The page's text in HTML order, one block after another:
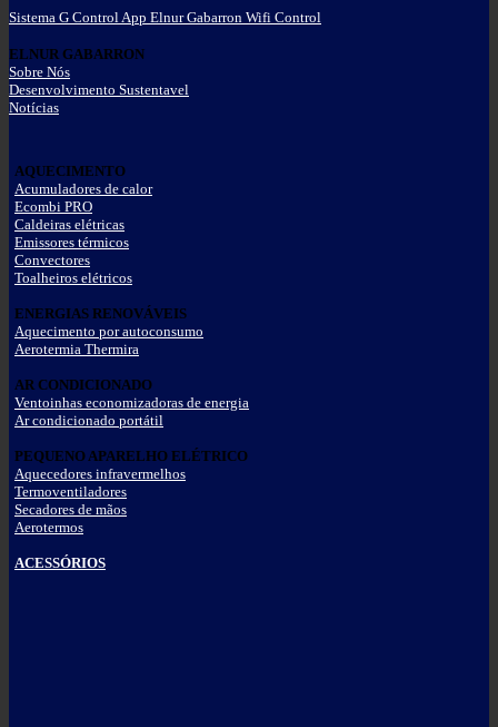
Sistema G Control App Elnur Gabarron Wifi Control
ELNUR GABARRON
Sobre Nós
Desenvolvimento Sustentavel
Notícias
AQUECIMENTO
Acumuladores de calor
Ecombi PRO
Caldeiras elétricas
Emissores térmicos
Convectores
Toalheiros elétricos
ENERGIAS RENOVÁVEIS
Aquecimento por autoconsumo
Aerotermia Thermira
AR CONDICIONADO
Ventoinhas economizadoras de energia
Ar condicionado portátil
PEQUENO APARELHO ELÉTRICO
Aquecedores infravermelhos
Termoventiladores
Secadores de mãos
Aerotermos
ACESSÓRIOS